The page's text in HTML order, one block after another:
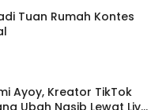
Tuan Rumah Kontes
Ayoy, Kreator TikTok
Ubah Nasib Lewat Live